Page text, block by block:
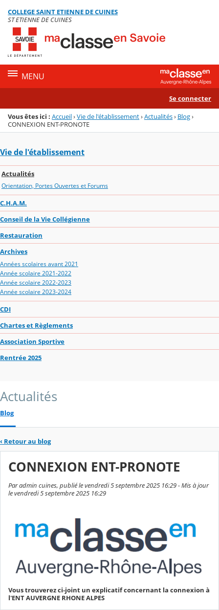
Menu de la rubrique
Contenu
COLLEGE SAINT ETIENNE DE CUINES
ST ETIENNE DE CUINES
MENU
Se connecter
Vous êtes ici : Accueil›Vie de l'établissement›Actualités› Blog›
CONNEXION ENT-PRONOTE
Vie de l'établissement
Actualités
Orientation, Portes Ouvertes et Forums
C.H.A.M.
Conseil de la Vie Collégienne
Restauration
Archives
Années scolaires avant 2021
Année scolaire 2021-2022
Année scolaire 2022-2023
Année scolaire 2023-2024
CDI
Chartes et Règlements
Association Sportive
Rentrée 2025
Actualités
Blog
‹ Retour au blog
CONNEXION ENT-PRONOTE
Par admin cuines, publié le vendredi 5 septembre 2025 16:29 - Mis à jour
le vendredi 5 septembre 2025 16:29
Vous trouverez ci-joint un explicatif concernant la connexion à
l'ENT AUVERGNE RHONE ALPES